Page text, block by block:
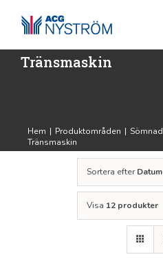
innehållet
Tränsmaskin
Hem | Produktområden | Sömnad
Tränsmaskin
Sortera efterDatum
Visa 12 produkter